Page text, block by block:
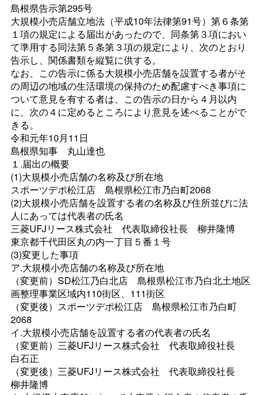
島根県告示第295号
大規模小売店舗立地法（平成10年法律第91号）第６条第
１項の規定による届出があったので、同条第３項におい
て準用する同法第５条第３項の規定により、次のとおり
告示し、関係書類を縦覧に供する。
なお、この告示に係る大規模小売店舗を設置する者がそ
の周辺の地域の生活環境の保持のため配慮すべき事項に
ついて意見を有する者は、この告示の日から４月以内
に、次の４に定めるところにより意見を述べることがで
きる。
令和元年10月11日
島根県知事 丸山達也
１.届出の概要
(1)大規模小売店舗の名称及び所在地
スポーツデポ松江店 島根県松江市乃白町2068
(2)大規模小売店舗を設置する者の名称及び住所並びに法
人にあっては代表者の氏名
三菱UFJリース株式会社 代表取締役社長 柳井隆博
東京都千代田区丸の内一丁目５番１号
(3)変更した事項
ア.大規模小売店舗の名称及び所在地
（変更前）SD松江乃白北店 島根県松江市乃白北土地区
画整理事業区域内110街区、111街区
（変更後）スポーツデポ松江店 島根県松江市乃白町
2068
イ.大規模小売店舗を設置する者の代表者の氏名
（変更前）三菱UFJリース株式会社 代表取締役社長
白石正
（変更後）三菱UFJリース株式会社 代表取締役社長
柳井隆博